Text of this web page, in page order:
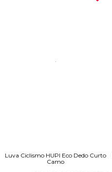
Luva Ciclismo HUPI Eco Dedo Curto
Camo